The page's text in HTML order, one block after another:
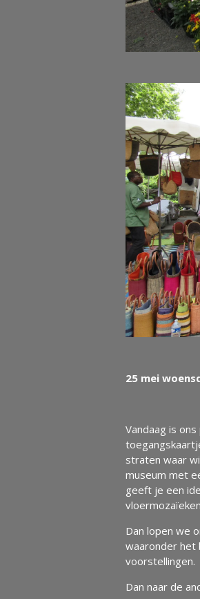
25 mei
Vandaag is
straten waar
museum met
geeft je een
Dan lopen we
waaronder het
voorstellingen.
Dan naar de